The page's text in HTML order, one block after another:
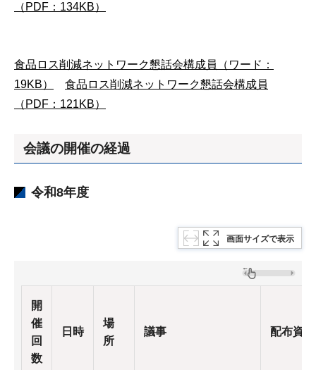
（PDF：134KB）
食品ロス削減ネットワーク懇話会構成員（ワード：
19KB）
食品ロス削減ネットワーク懇話会構成員
（PDF：121KB）
会議の開催の経過
令和8年度
画面サイズで表示
開
催
回
数
日時
場
所
議事 配布資料